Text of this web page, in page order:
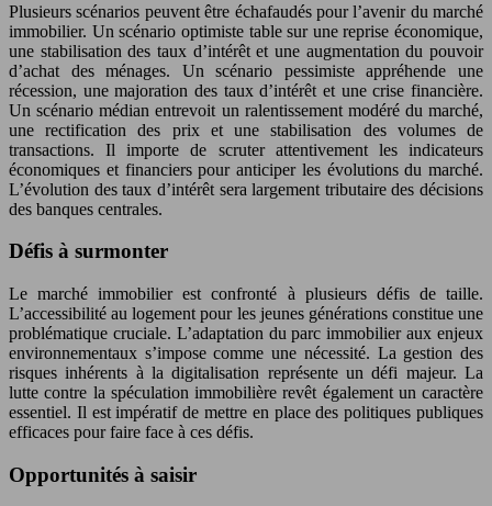
Plusieurs scénarios peuvent être échafaudés pour l’avenir du marché
immobilier. Un scénario optimiste table sur une reprise économique,
une stabilisation des taux d’intérêt et une augmentation du pouvoir
d’achat des ménages. Un scénario pessimiste appréhende une
récession, une majoration des taux d’intérêt et une crise financière.
Un scénario médian entrevoit un ralentissement modéré du marché,
une rectification des prix et une stabilisation des volumes de
transactions. Il importe de scruter attentivement les indicateurs
économiques et financiers pour anticiper les évolutions du marché.
L’évolution des taux d’intérêt sera largement tributaire des décisions
des banques centrales.
Défis à surmonter
Le marché immobilier est confronté à plusieurs défis de taille.
L’accessibilité au logement pour les jeunes générations constitue une
problématique cruciale. L’adaptation du parc immobilier aux enjeux
environnementaux s’impose comme une nécessité. La gestion des
risques inhérents à la digitalisation représente un défi majeur. La
lutte contre la spéculation immobilière revêt également un caractère
essentiel. Il est impératif de mettre en place des politiques publiques
efficaces pour faire face à ces défis.
Opportunités à saisir